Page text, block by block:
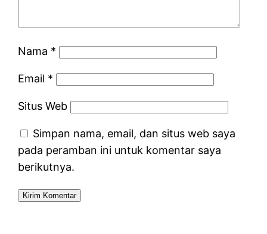
Nama *
Email *
Situs Web
Simpan nama, email, dan situs web saya
pada peramban ini untuk komentar saya
berikutnya.